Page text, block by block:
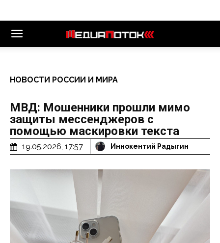
НОВОСТИ РОССИИ И МИРА
МВД: Мошенники прошли мимо
защиты мессенджеров с
помощью маскировки текста
19.05.2026, 17:57 Иннокентий Радыгин